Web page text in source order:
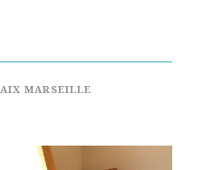
AIX MARSEILLE